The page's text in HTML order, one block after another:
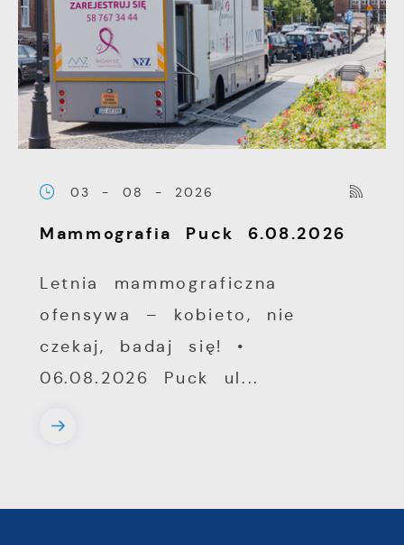
03 - 08 - 2026
Mammografia Puck 6.08.2026
Letnia mammograficzna
ofensywa – kobieto, nie
czekaj, badaj się! •
06.08.2026 Puck ul...